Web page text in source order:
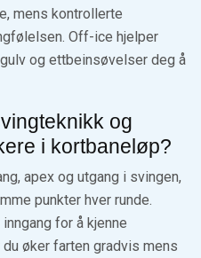
mens kontrollerte
Off-ice hjelper
og ettbeinsøvelser deg å
og
i kortbaneløp?
apex og utgang i svingen,
punkter hver runde.
for å kjenne
øker farten gradvis mens